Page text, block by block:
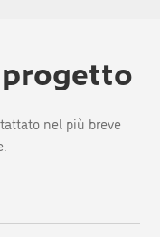
nel più breve